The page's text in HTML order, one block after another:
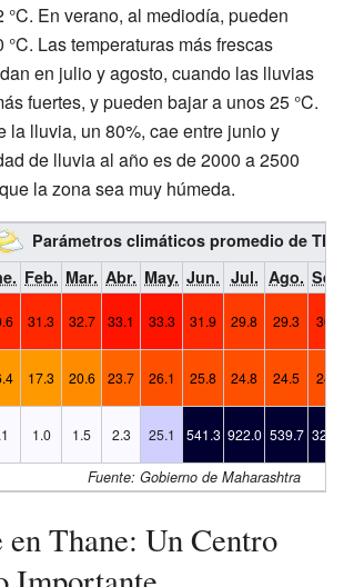
°C. En verano, al mediodía, pueden
Las temperaturas más frescas
en julio y agosto, cuando las lluvias
fuertes, y pueden bajar a unos 25 °C.
la lluvia, un 80%, cae entre junio y
de lluvia al año es de 2000 a 2500
la zona sea muy húmeda.
Parámetros climáticos promedio de
Feb. Mar. Abr. May. Jun. Jul. Ago.
31.3 32.7 33.1 33.3 31.9 29.8 29.3 30.1
17.3 20.6 23.7 26.1 25.8 24.8 24.5 24.0
1.0 1.5 2.3 25.1 541.3 922.0 539.7
Fuente: Gobierno de Maharashtra
Thane: Un Centro